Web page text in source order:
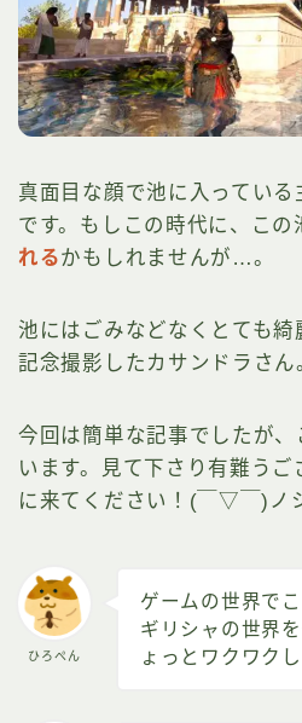
真面目な顔で池に入ってい
です。もしこの時代に、この
れるかもしれませんが…。
池にはごみなどなくとても
記念撮影したカサンドラさん
今回は簡単な記事でしたが
います。見て下さり有難う
に来てください！(￣▽￣)ノ
ひろぺん
ゲームの世界で
ギリシャの世界
ょっとワクワク